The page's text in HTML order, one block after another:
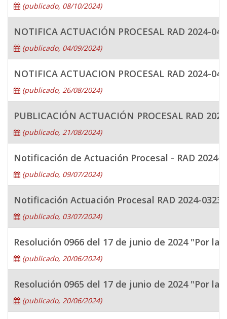
(publicado, 08/10/2024)
NOTIFICA ACTUACIÓN PROCESAL RAD 2024-
(publicado, 04/09/2024)
NOTIFICA ACTUACION PROCESAL RAD 2024-
(publicado, 26/08/2024)
PUBLICACIÓN ACTUACIÓN PROCESAL RAD
(publicado, 21/08/2024)
Notificación de Actuación Procesal - RAD 2024-
(publicado, 09/07/2024)
Notificación Actuación Procesal RAD 2024-
(publicado, 03/07/2024)
Resolución 0966 del 17 de junio de 2024 "Por
(publicado, 20/06/2024)
Resolución 0965 del 17 de junio de 2024 "Por
(publicado, 20/06/2024)